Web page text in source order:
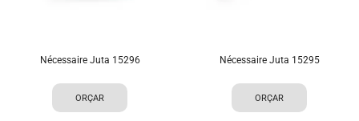
Nécessaire Juta 15296
ORÇAR
Nécessaire Juta 15295
ORÇAR